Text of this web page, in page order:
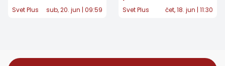
čeka treće dete,
Svet Plus sub, 20. jun | 09:59
Potez koji je
koristi porodično
Svet Plus čet, 18. jun | 11:30